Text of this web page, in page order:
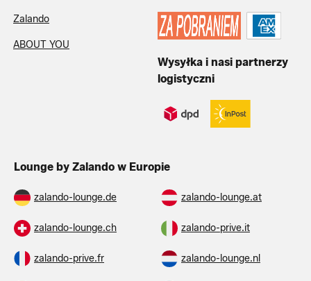
Zalando
ABOUT YOU
Wysyłka i nasi partnerzy
logistyczni
Lounge by Zalando w Europie
zalando-lounge.de zalando-lounge.at
zalando-lounge.ch zalando-prive.it
zalando-prive.fr zalando-lounge.nl